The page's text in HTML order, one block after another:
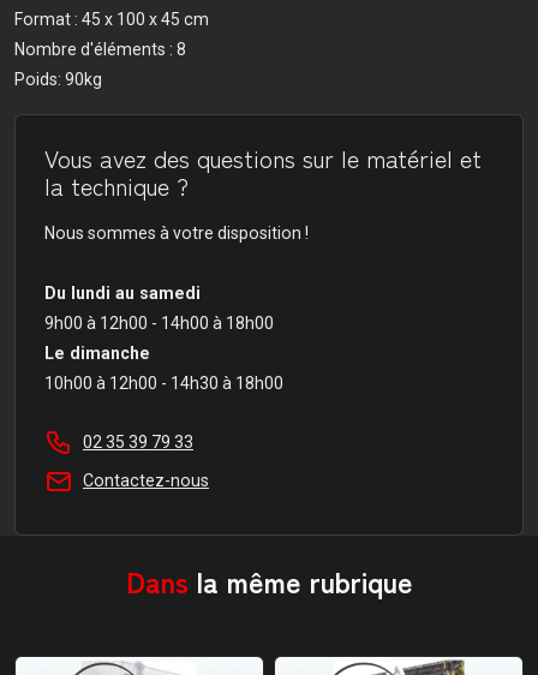
Format : 45 x 100 x 45 cm
Nombre d'éléments : 8
Poids: 90kg
Vous avez des questions sur le matériel et
la technique ?
Nous sommes à votre disposition !
Du lundi au samedi
9h00 à 12h00 - 14h00 à 18h00
Le dimanche
10h00 à 12h00 - 14h30 à 18h00
02 35 39 79 33
Contactez-nous
Dans la même rubrique